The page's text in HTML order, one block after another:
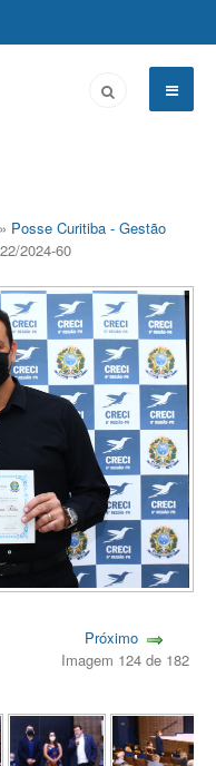
» Posse Curitiba - Gestão
2024-60
Próximo
Imagem 124 de 182